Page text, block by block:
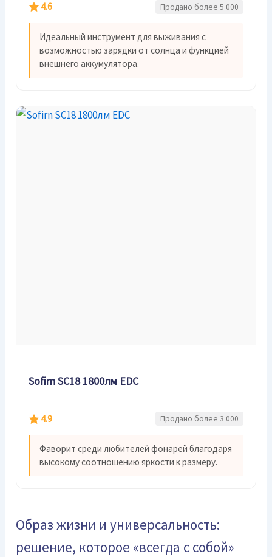
4.6 Продано более 5 000
Идеальный инструмент для выживания с
возможностью зарядки от солнца и функцией
внешнего аккумулятора.
Sofirn SC18 1800лм EDC
4.9 Продано более 3 000
Фаворит среди любителей фонарей благодаря
высокому соотношению яркости к размеру.
Образ жизни и универсальность:
решение, которое «всегда с собой»